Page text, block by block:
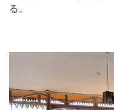
る。